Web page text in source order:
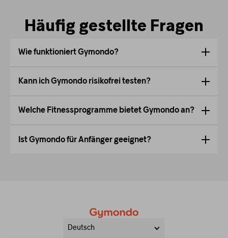
Häufig gestellte Fragen
Wie funktioniert Gymondo?
Kann ich Gymondo risikofrei testen?
Welche Fitnessprogramme bietet Gymondo an?
Ist Gymondo für Anfänger geeignet?
Deutsch